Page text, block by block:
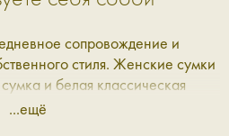
сопровождение и
стиля. Женские сумки
и белая классическая
полотно художника, мягкая
...ещё